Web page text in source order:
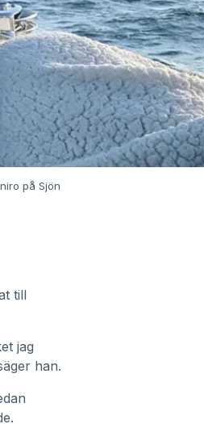
på Sjön
till
jag
han.